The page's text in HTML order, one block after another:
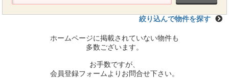
絞り込んで物件を探す
ホームページに掲載されていない物件も
多数ございます。
お手数ですが、
会員登録フォームよりお問合せ下さい。